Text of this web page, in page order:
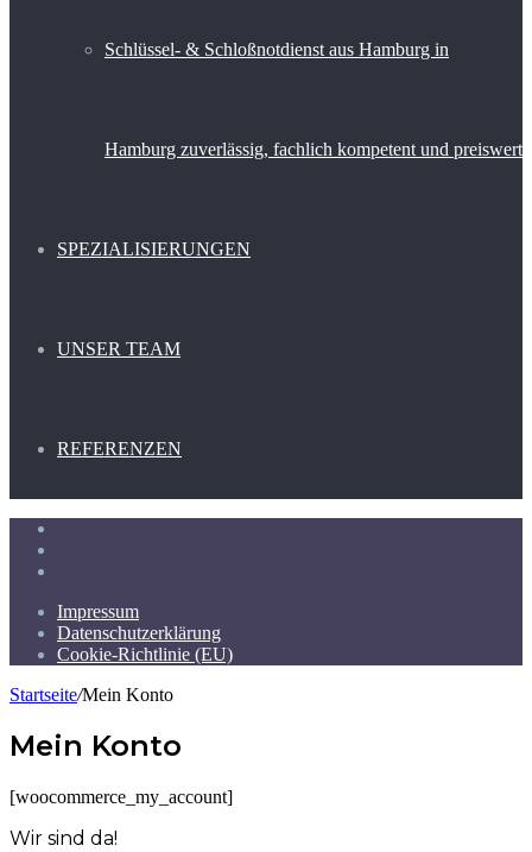
Schlüssel- & Schloßnotdienst aus Hamburg in
Hamburg zuverlässig, fachlich kompetent und preiswert
SPEZIALISIERUNGEN
UNSER TEAM
REFERENZEN
Impressum
Datenschutzerklärung
Cookie-Richtlinie (EU)
Startseite/Mein Konto
Mein Konto
[woocommerce_my_account]
Wir sind da!